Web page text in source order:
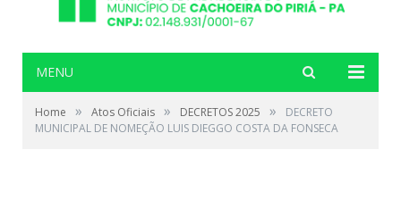
MENU
Home » Atos Oficiais » DECRETOS 2025 »
DECRETO
MUNICIPAL DE NOMEÇÃO LUIS DIEGGO COSTA DA FONSECA